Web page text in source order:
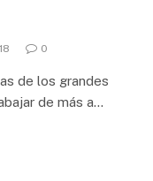
0
de los grandes
de más a…